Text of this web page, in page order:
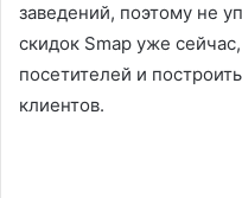
заведений, поэтому не
скидок Smap уже
посетителей и
клиентов.